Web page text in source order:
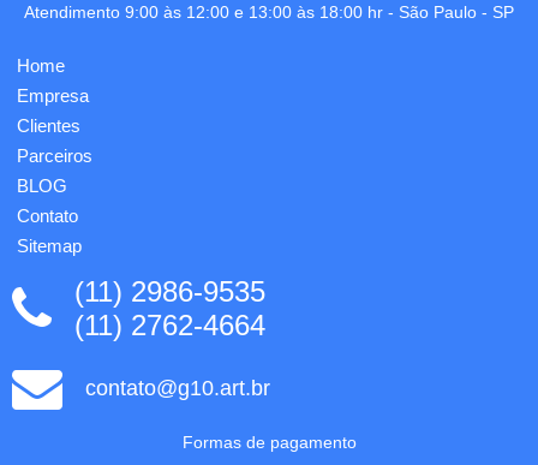
Atendimento 9:00 às 12:00 e 13:00 às 18:00 hr - São Paulo - SP
Home
Empresa
Clientes
Parceiros
BLOG
Contato
Sitemap
(11) 2986-9535
(11) 2762-4664
contato@g10.art.br
Formas de pagamento